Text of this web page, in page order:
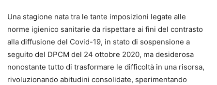
Una stagione nata tra le tante imposizioni legate alle
norme igienico sanitarie da rispettare ai fini del contrasto
alla diffusione del Covid-19, in stato di sospensione a
seguito del DPCM del 24 ottobre 2020, ma desiderosa
nonostante tutto di trasformare le difficoltà in una risorsa,
rivoluzionando abitudini consolidate, sperimentando